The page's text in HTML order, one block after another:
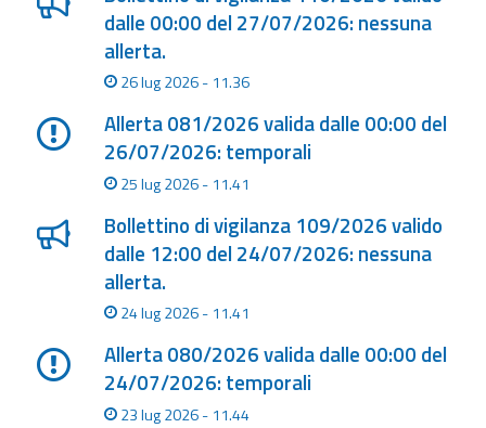
dalle 00:00 del 27/07/2026: nessuna
allerta.
26 lug 2026 - 11.36
Allerta 081/2026 valida dalle 00:00 del
26/07/2026: temporali
25 lug 2026 - 11.41
Bollettino di vigilanza 109/2026 valido
dalle 12:00 del 24/07/2026: nessuna
allerta.
24 lug 2026 - 11.41
Allerta 080/2026 valida dalle 00:00 del
24/07/2026: temporali
23 lug 2026 - 11.44